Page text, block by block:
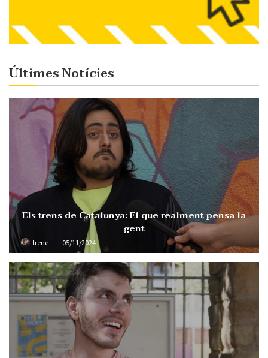
Últimes Notícies
Els trens de Catalunya: El que realment pensa la
gent
Irene 05/11/2024